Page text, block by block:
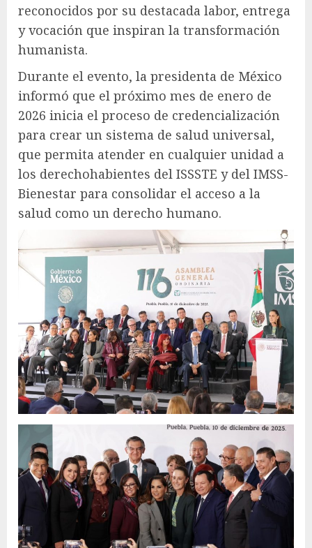
reconocidos por su destacada labor, entrega
y vocación que inspiran la transformación
humanista.
Durante el evento, la presidenta de México
informó que el próximo mes de enero de
2026 inicia el proceso de credencialización
para crear un sistema de salud universal,
que permita atender en cualquier unidad a
los derechohabientes del ISSSTE y del IMSS-
Bienestar para consolidar el acceso a la
salud como un derecho humano.